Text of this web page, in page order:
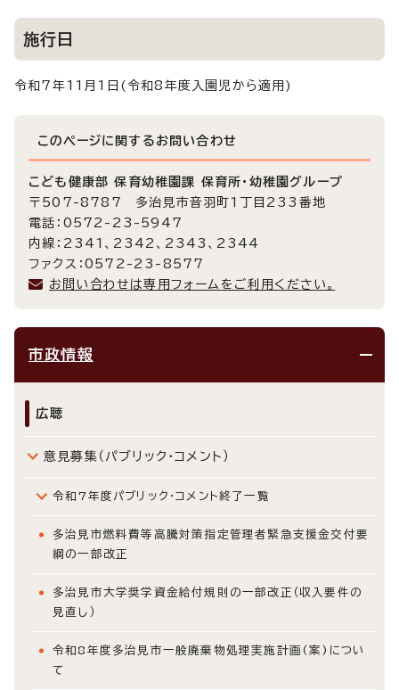
施行日
令和7年11月1日(令和8年度入園児から適用)
このページに関する お問い合わせ
こども健康部 保育幼稚園課 保育所・幼稚園グループ
〒507-8787 多治見市音羽町1丁目233番地
電話：0572-23-5947
内線：2341、2342、2343、2344
ファクス：0572-23-8577
お問い合わせは専用フォームをご利用ください。
市政情報
広聴
意見募集（パブリック・コメント）
令和7年度パブリック・コメント終了一覧
多治見市燃料費等高騰対策指定管理者緊急支援金交付要
綱の一部改正
多治見市大学奨学資金給付規則の一部改正（収入要件の
見直し）
令和8年度多治見市一般廃棄物処理実施計画(案)につい
て